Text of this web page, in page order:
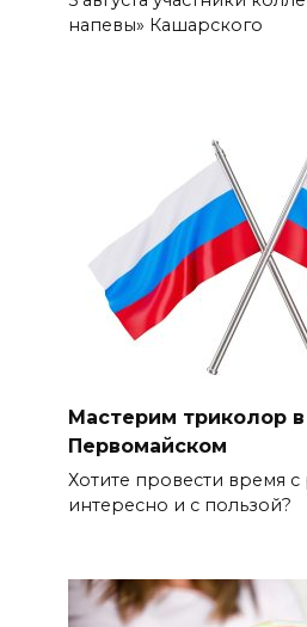
напевы» Кашарского
Мастерим триколор в
Первомайском
Хотите провести время
интересно и с пользой?